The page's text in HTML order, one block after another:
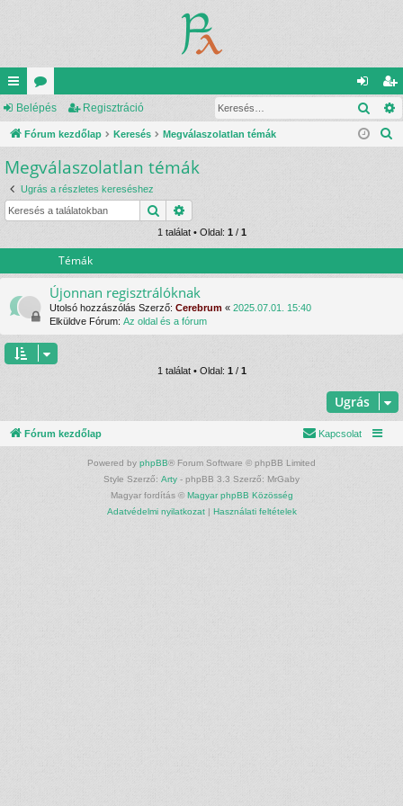
yo
rs
lin
ke
k
ór
u
m
ok
el
ép
eg
is
Belépés Regisztráció
Fórum kezdőlap Keresés Megválaszolatlan témák
s
Megválaszolatlan témák
Ugrás a részletes kereséshez
Keresés
1 találat • Oldal: 1 / 1
Témák
Újonnan regisztrálóknak
Utolsó hozzászólás Szerző: Cerebrum « 2025.07.01. 15:40
Elküldve Fórum: Az oldal és a fórum
1 találat • Oldal: 1/ 1
Ugrás
Fórum kezdőlap Kapcsolat
Powered by phpBB® Forum Software © phpBB Limited
Style Szerző: Arty - phpBB 3.3 Szerző: MrGaby
Magyar fordítás © Magyar phpBB Közösség
Adatvédelmi nyilatkozat| Használati feltételek